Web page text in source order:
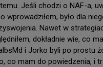
Jeśli chodzi o NAF-a,
wprowadziłem, było dla
Nawet w
dokładnie wie, co
i Jorko byli po prostu
co mam do powiedzenia, i